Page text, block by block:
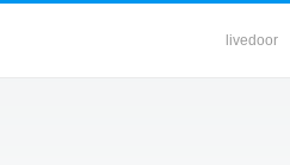
livedoor